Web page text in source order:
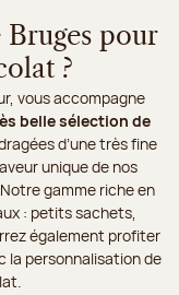
Bruges pour
?
vous accompagne
belle sélection de
d’une très fine
unique de nos
gamme riche en
: petits sachets,
également profiter
la personnalisation de